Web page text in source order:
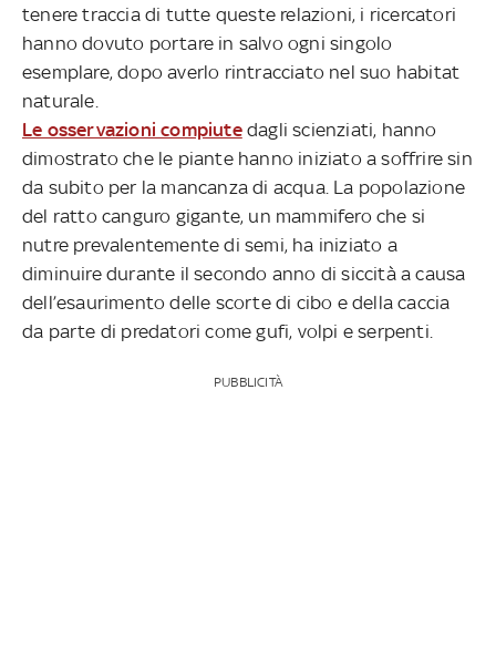
tenere traccia di tutte queste relazioni, i ricercatori
hanno dovuto portare in salvo ogni singolo
esemplare, dopo averlo rintracciato nel suo habitat
naturale.
Le osservazioni compiutedagli scienziati, hanno
dimostrato che le piante hanno iniziato a soffrire sin
da subito per la mancanza di acqua. La popolazione
del ratto canguro gigante, un mammifero che si
nutre prevalentemente di semi, ha iniziato a
diminuire durante il secondo anno di siccità a causa
dell’esaurimento delle scorte di cibo e della caccia
da parte di predatori come gufi, volpi e serpenti.
PUBBLICITÀ